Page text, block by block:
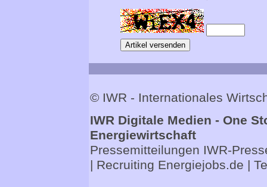
© IWR - Internationales
IWR Digitale Medien - One
Energiewirtschaft
Pressemitteilungen IWR-
| Recruiting Energiejobs.de |